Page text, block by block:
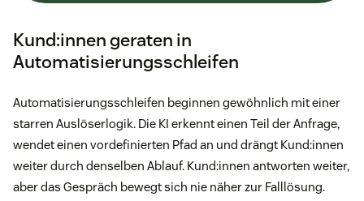
Kund:innen geraten in
Automatisierungsschleifen
Automatisierungsschleifen beginnen gewöhnlich mit einer
starren Auslöserlogik. Die KI erkennt einen Teil der Anfrage,
wendet einen vordefinierten Pfad an und drängt Kund:innen
weiter durch denselben Ablauf. Kund:innen antworten weiter,
aber das Gespräch bewegt sich nie näher zur Falllösung.